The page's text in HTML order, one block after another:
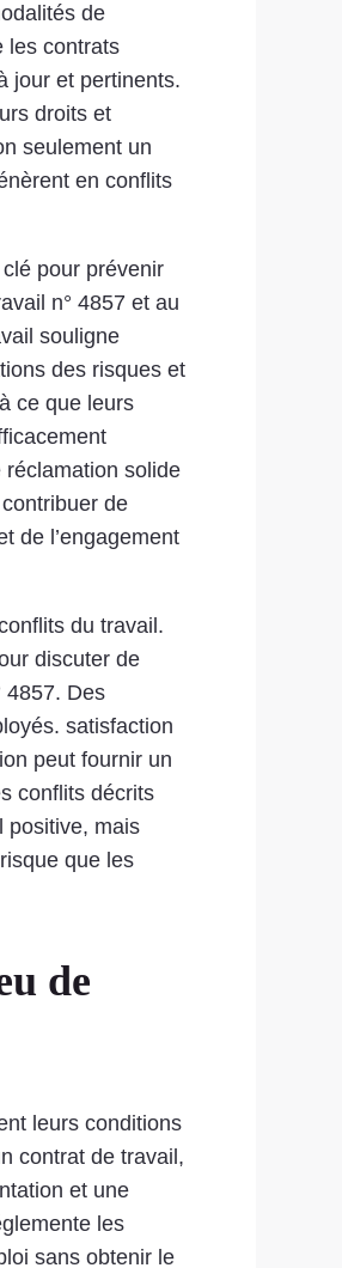
de
les contrats
jour et pertinents.
droits et
seulement un
en conflits
pour prévenir
n° 4857 et au
souligne
des risques et
ce que leurs
réclamation solide
de
de l’engagement
du travail.
discuter de
4857. Des
satisfaction
peut fournir un
conflits décrits
positive, mais
que les
de
leurs conditions
contrat de travail,
et une
les
sans obtenir le